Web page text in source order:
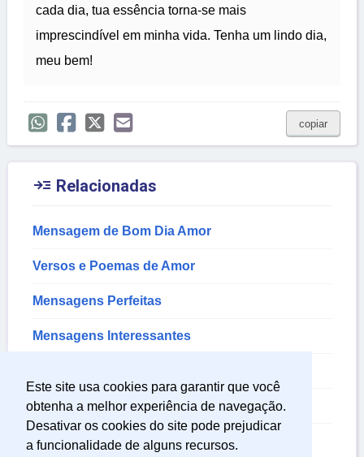
Este site usa cookies para garantir que você
obtenha a melhor experiência de navegação.
Desativar os cookies do site pode prejudicar
a funcionalidade de alguns recursos.
cada dia, tua essência torna-se mais
imprescindível em minha vida. Tenha um lindo dia,
meu bem!
copiar
 Relacionadas
Mensagem de Bom Dia Amor
Versos e Poemas de Amor
Mensagens Perfeitas
Mensagens Interessantes
Mensagens de Paixão
Textos Carinhosos de Bom Dia